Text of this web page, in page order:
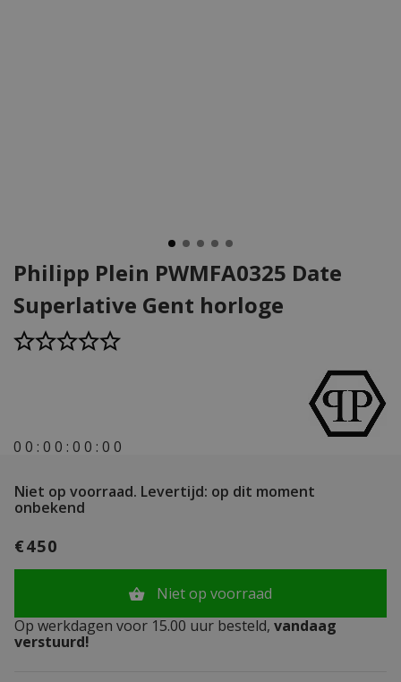
Philipp Plein PWMFA0325 Date
Superlative Gent horloge
0 0 : 0 0 : 0 0 : 0 0
Niet op voorraad. Levertijd: op dit moment
onbekend
€450
Niet op voorraad
Op werkdagen voor 15.00 uur besteld, vandaag
verstuurd!